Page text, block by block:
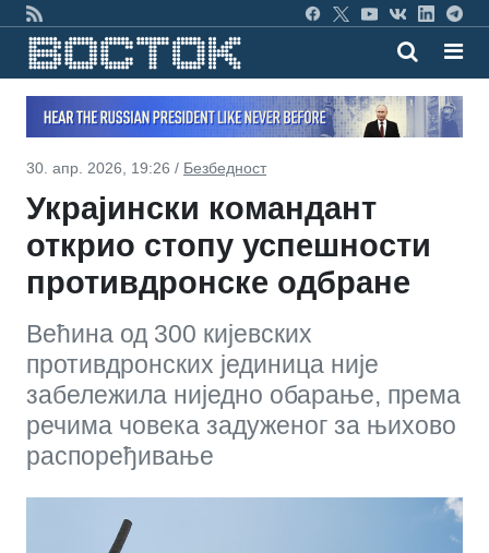
30. апр. 2026, 19:26 / Безбедност
Украјински командант
открио стопу успешности
противдронске одбране
Већина од 300 кијевских
противдронских јединица није
забележила ниједно обарање, према
речима човека задуженог за њихово
распоређивање